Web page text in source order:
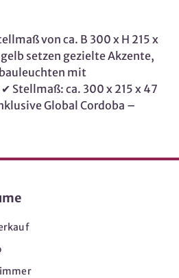
von ca. B 300 x H 215 x
setzen gezielte Akzente,
mit
Stellmaß: ca. 300 x 215 x 47
Global Cordoba –